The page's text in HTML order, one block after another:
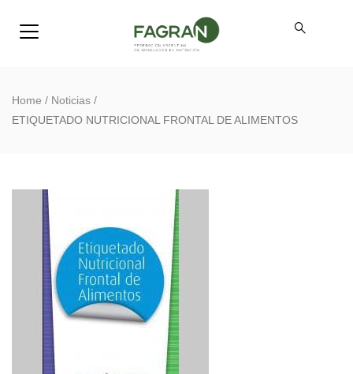
Home / Noticias /
ETIQUETADO NUTRICIONAL FRONTAL DE ALIMENTOS